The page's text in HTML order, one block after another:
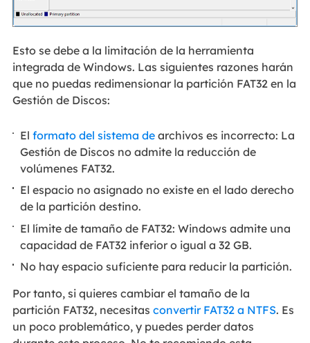
Esto se debe a la limitación de la herramienta
integrada de Windows. Las siguientes razones harán
que no puedas redimensionar la partición FAT32 en la
Gestión de Discos:
Elformato del sistema de archivos es incorrecto: La
Gestión de Discos no admite la reducción de
volúmenes FAT32.
El espacio no asignado no existe en el lado derecho
de la partición destino.
El límite de tamaño de FAT32: Windows admite una
capacidad de FAT32 inferior o igual a 32 GB.
No hay espacio suficiente para reducir la partición.
Por tanto, si quieres cambiar el tamaño de la
partición FAT32, necesitas convertir FAT32 a NTFS. Es
un poco problemático, y puedes perder datos